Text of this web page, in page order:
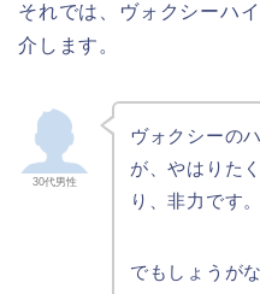
それでは、ヴォクシーハ
介します。
30代男性
ヴォクシーの
が、やはりた
り、非力です。
でもしょうが